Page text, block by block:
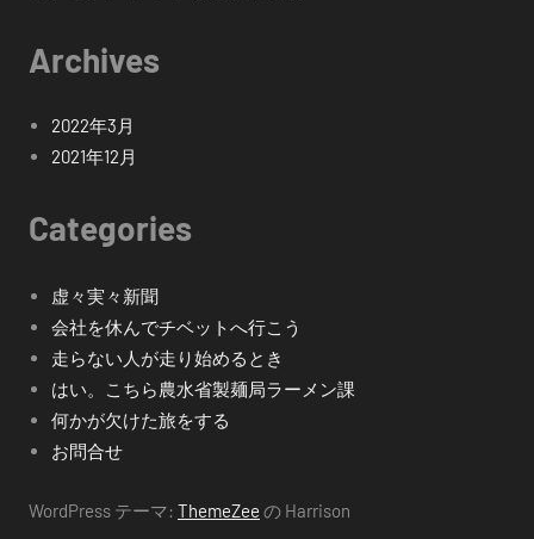
Archives
2022年3月
2021年12月
Categories
虚々実々新聞
会社を休んでチベットへ行こう
走らない人が走り始めるとき
はい。こちら農水省製麺局ラーメン課
何かが欠けた旅をする
お問合せ
WordPress テーマ: ThemeZee の Harrison